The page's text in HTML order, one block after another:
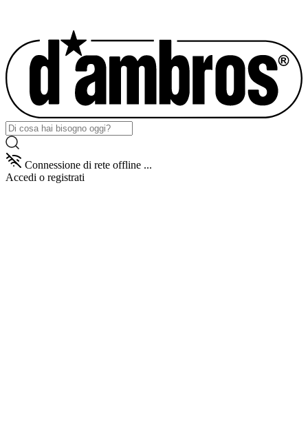
Connessione di rete offline ...
Accedi o registrati